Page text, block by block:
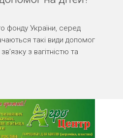
фонду України, серед
такі види допомог
з вагітністю та